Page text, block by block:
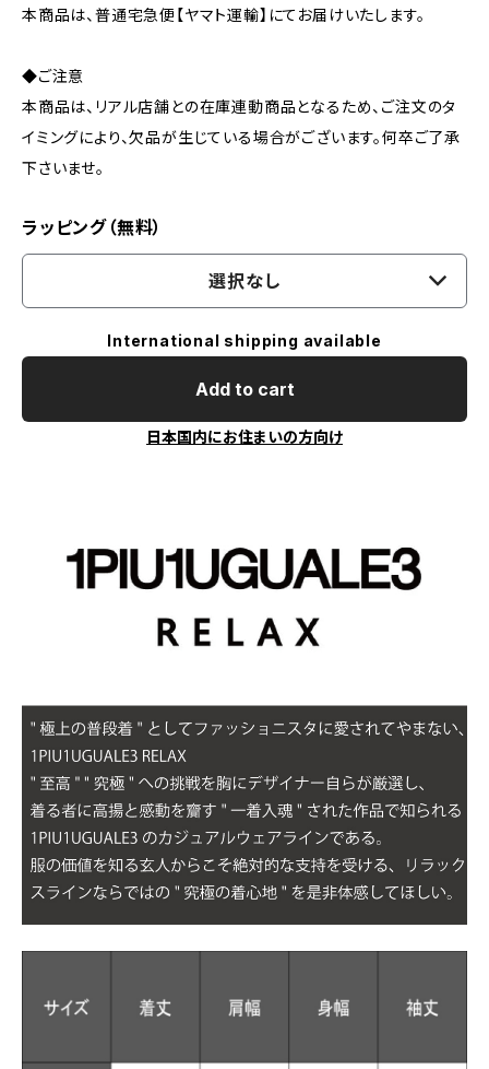
本商品は、普通宅急便【ヤマト運輸】にてお届けいたします。
◆ご注意
本商品は、リアル店舗との在庫連動商品となるため、ご注文のタ
イミングにより、欠品が生じている場合がございます。何卒ご了承
下さいませ。
ラッピング（無料）
選択なし
International shipping available
Add to cart
日本国内にお住まいの方向け